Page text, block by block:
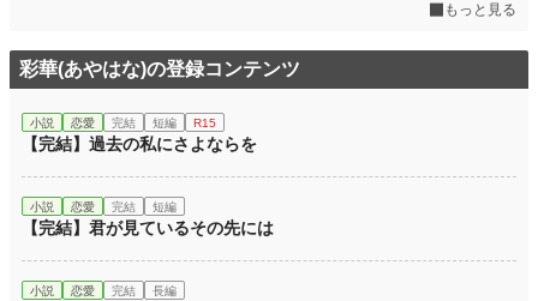
もっと見る
彩華(あやはな)の登録コンテンツ
小説 恋愛 完結 短編 R15
【完結】過去の私にさよならを
小説 恋愛 完結 短編
【完結】君が見ているその先には
小説 恋愛 完結 長編